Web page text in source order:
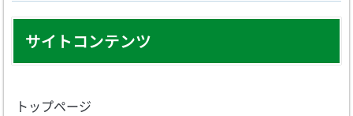
サイトコンテンツ
トップページ